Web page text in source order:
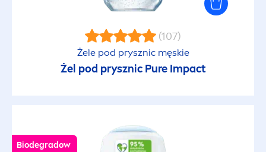
Przeciwzmarszczkowy
Przedłużający opaleniznę
Redukcja sebum
(107)
Żele pod prysznic męskie
Żel pod prysznic Pure Impact
Biodegradow